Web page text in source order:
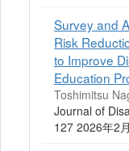
Survey and
Risk
to Improve
Education
Toshimitsu
Journal of
127 2026年2